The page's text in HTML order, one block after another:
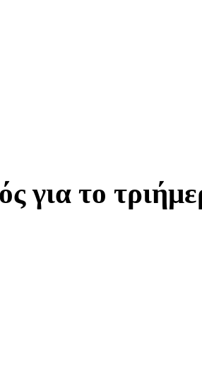
για το